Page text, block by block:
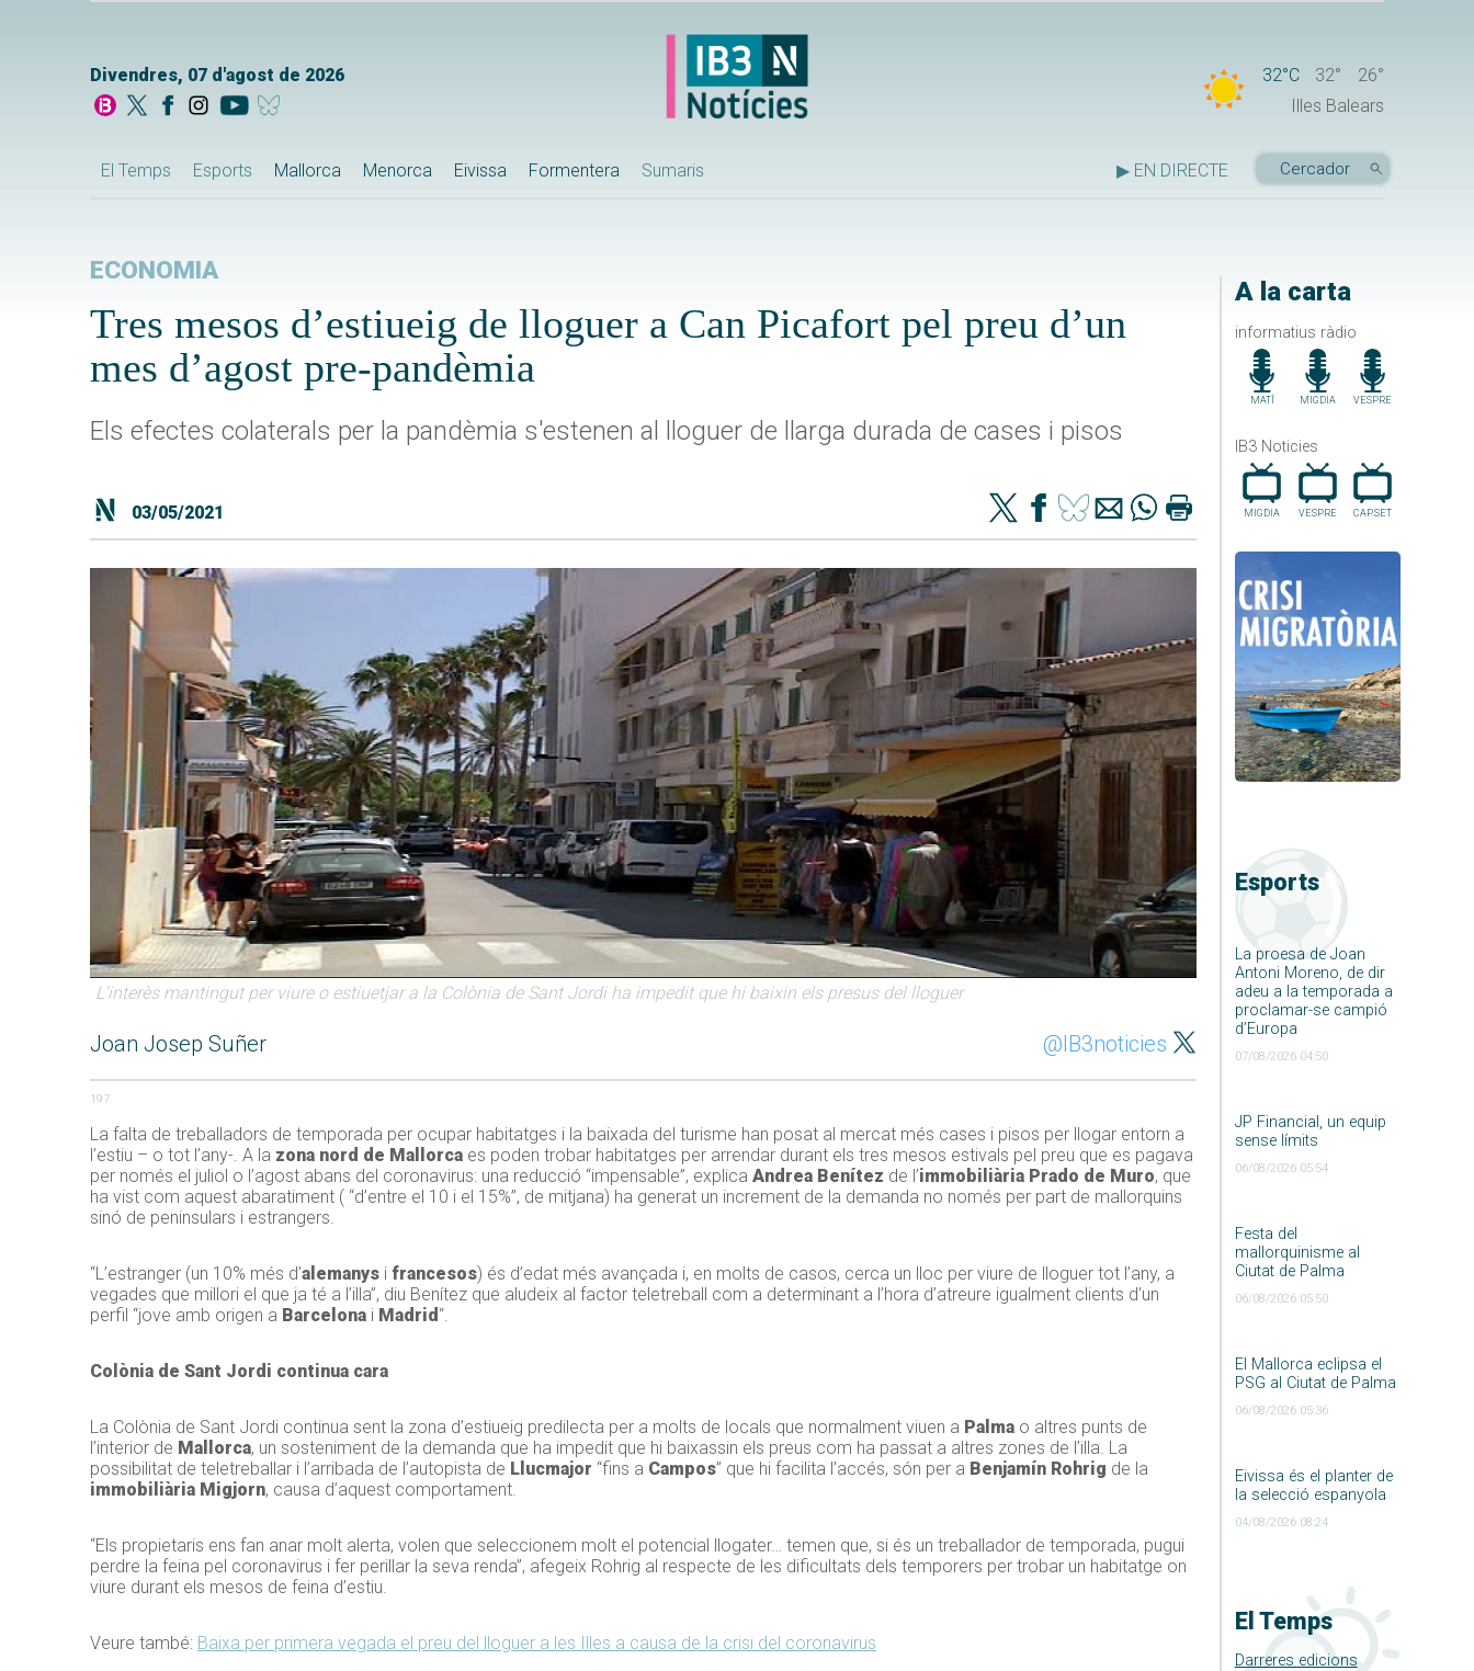
Divendres, 07 d'agost de 2026 32°C 32°
26°
Illes Balears
El Temps Esports Mallorca Menorca Eivissa Formentera Sumaris ▶ EN DIRECTE
A la carta
informatius ràdio
MATÍ MIGDIA VESPRE
IB3 Noticies
MIGDIA VESPRE CAP.SET
Esports
La proesa de Joan
Antoni Moreno, de dir
adeu a la temporada a
proclamar-se campió
d’Europa
07/08/2026 04:50
JP Financial, un equip
sense límits
06/08/2026 05:54
Festa del
mallorquinisme al
Ciutat de Palma
06/08/2026 05:50
El Mallorca eclipsa el
PSG al Ciutat de Palma
06/08/2026 05:36
Eivissa és el planter de
la selecció espanyola
04/08/2026 08:24
El Temps
Darreres edicions
ECONOMIA
Tres mesos d’estiueig de lloguer a Can Picafort pel preu d’un
mes d’agost pre-pandèmia
Els efectes colaterals per la pandèmia s'estenen al lloguer de llarga durada de cases i pisos
03/05/2021
L'interès mantingut per viure o estiuetjar a la Colònia de Sant Jordi ha impedit que hi baixin els presus del lloguer
Joan Josep Suñer @IB3noticies
197
La falta de treballadors de temporada per ocupar habitatges i la baixada del turisme han posat al mercat més cases i pisos per llogar entorn a
l’estiu – o tot l’any-. A la zona nord de Mallorca es poden trobar habitatges per arrendar durant els tres mesos estivals pel preu que es pagava
per només el juliol o l’agost abans del coronavirus: una reducció “impensable”, explica Andrea Benítez de l’immobiliària Prado de Muro, que
ha vist com aquest abaratiment ( “d’entre el 10 i el 15%”, de mitjana) ha generat un increment de la demanda no només per part de mallorquins
sinó de peninsulars i estrangers.
“L’estranger (un 10% més d’alemanys i francesos) és d’edat més avançada i, en molts de casos, cerca un lloc per viure de lloguer tot l’any, a
vegades que millori el que ja té a l’illa”, diu Benítez que aludeix al factor teletreball com a determinant a l’hora d’atreure igualment clients d’un
perfil “jove amb origen a Barcelona i Madrid “.
Colònia de Sant Jordi continua cara
La Colònia de Sant Jordi continua sent la zona d’estiueig predilecta per a molts de locals que normalment viuen a Palma o altres punts de
l’interior de Mallorca, un sosteniment de la demanda que ha impedit que hi baixassin els preus com ha passat a altres zones de l’illa. La
possibilitat de teletreballar i l’arribada de l’autopista de Llucmajor “fins a Campos” que hi facilita l’accés, són per a Benjamín Rohrig de la
immobiliària Migjorn, causa d’aquest comportament.
“Els propietaris ens fan anar molt alerta, volen que seleccionem molt el potencial llogater… temen que, si és un treballador de temporada, pugui
perdre la feina pel coronavirus i fer perillar la seva renda”, afegeix Rohrig al respecte de les dificultats dels temporers per trobar un habitatge on
viure durant els mesos de feina d’estiu.
Veure també: Baixa per primera vegada el preu del lloguer a les Illes a causa de la crisi del coronavirus